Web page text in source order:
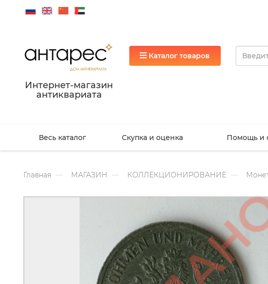
Интернет-магазин
антиквариата
Каталог товаров
Весь каталог Скупка и оценка Помощь и
Главная МАГАЗИН КОЛЛЕКЦИОНИРОВАНИЕ